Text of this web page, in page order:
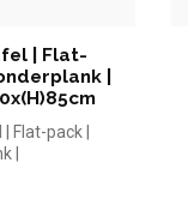
| Flat-
|
Flat-pack |
|